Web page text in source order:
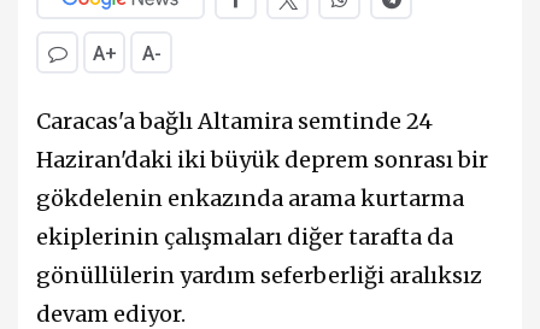
A+ A-
Caracas'a bağlı Altamira semtinde 24
Haziran'daki iki büyük deprem sonrası bir
gökdelenin enkazında arama kurtarma
ekiplerinin çalışmaları diğer tarafta da
gönüllülerin yardım seferberliği aralıksız
devam ediyor.